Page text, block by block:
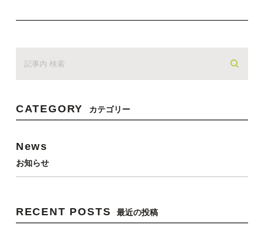
CATEGORY カテゴリー
News
お知らせ
RECENT POSTS 最近の投稿